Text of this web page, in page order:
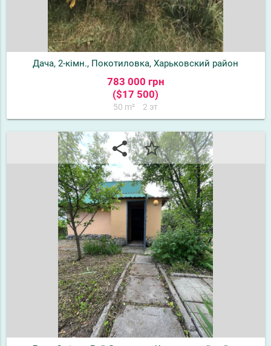
Дача, 2-кімн., Покотиловка, Харьковский район
783 000 грн
($17 500)
50 m² 2 эт
share star_border